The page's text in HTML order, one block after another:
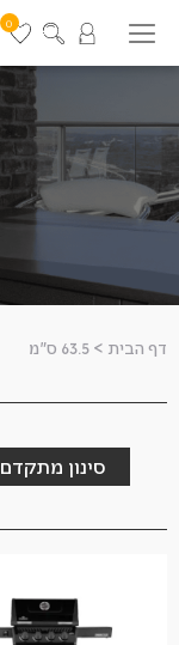
0
דף הבית > 63.5 ס"מ
סינון מתקדם